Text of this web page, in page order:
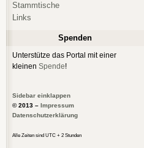
Stammtische
Links
Spenden
Unterstütze das Portal mit einer
kleinen Spende!
Sidebar einklappen
© 2013 – Impressum
Datenschutzerklärung
Alle Zeiten sind UTC + 2 Stunden